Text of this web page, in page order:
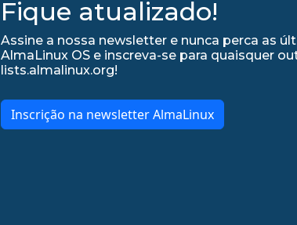
Fique atualizado!
Assine a nossa newsletter e nunca perca as
AlmaLinux OS e inscreva-se para quaisquer
lists.almalinux.org!
Inscrição na newsletter AlmaLinux